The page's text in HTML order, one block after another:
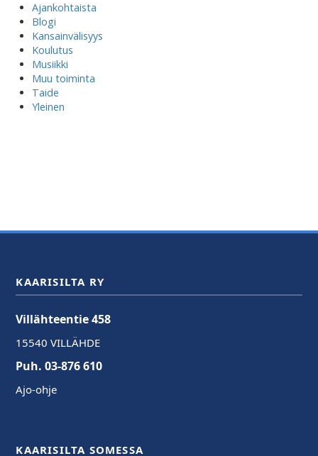
Ajankohtaista
Blogi
Kansainvälisyys
Koulutus
Musiikki
Muu toiminta
Taide
Yleinen
KAARISILTA RY
Villähteentie 458
15540 VILLÄHDE
Puh. 03-876 610
Ajo-ohje
KAARISILTA SOMESSA